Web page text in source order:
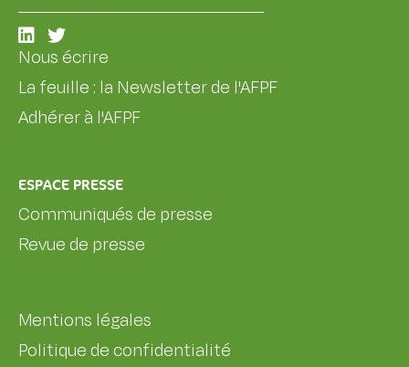
Nous écrire
La feuille : la Newsletter de l'AFPF
Adhérer à l'AFPF
ESPACE PRESSE
Communiqués de presse
Revue de presse
Mentions légales
Politique de confidentialité